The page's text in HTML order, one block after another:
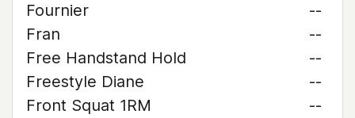
Fournier
--
Fran
--
Free Handstand Hold
--
Freestyle Diane
--
Front Squat 1RM
--